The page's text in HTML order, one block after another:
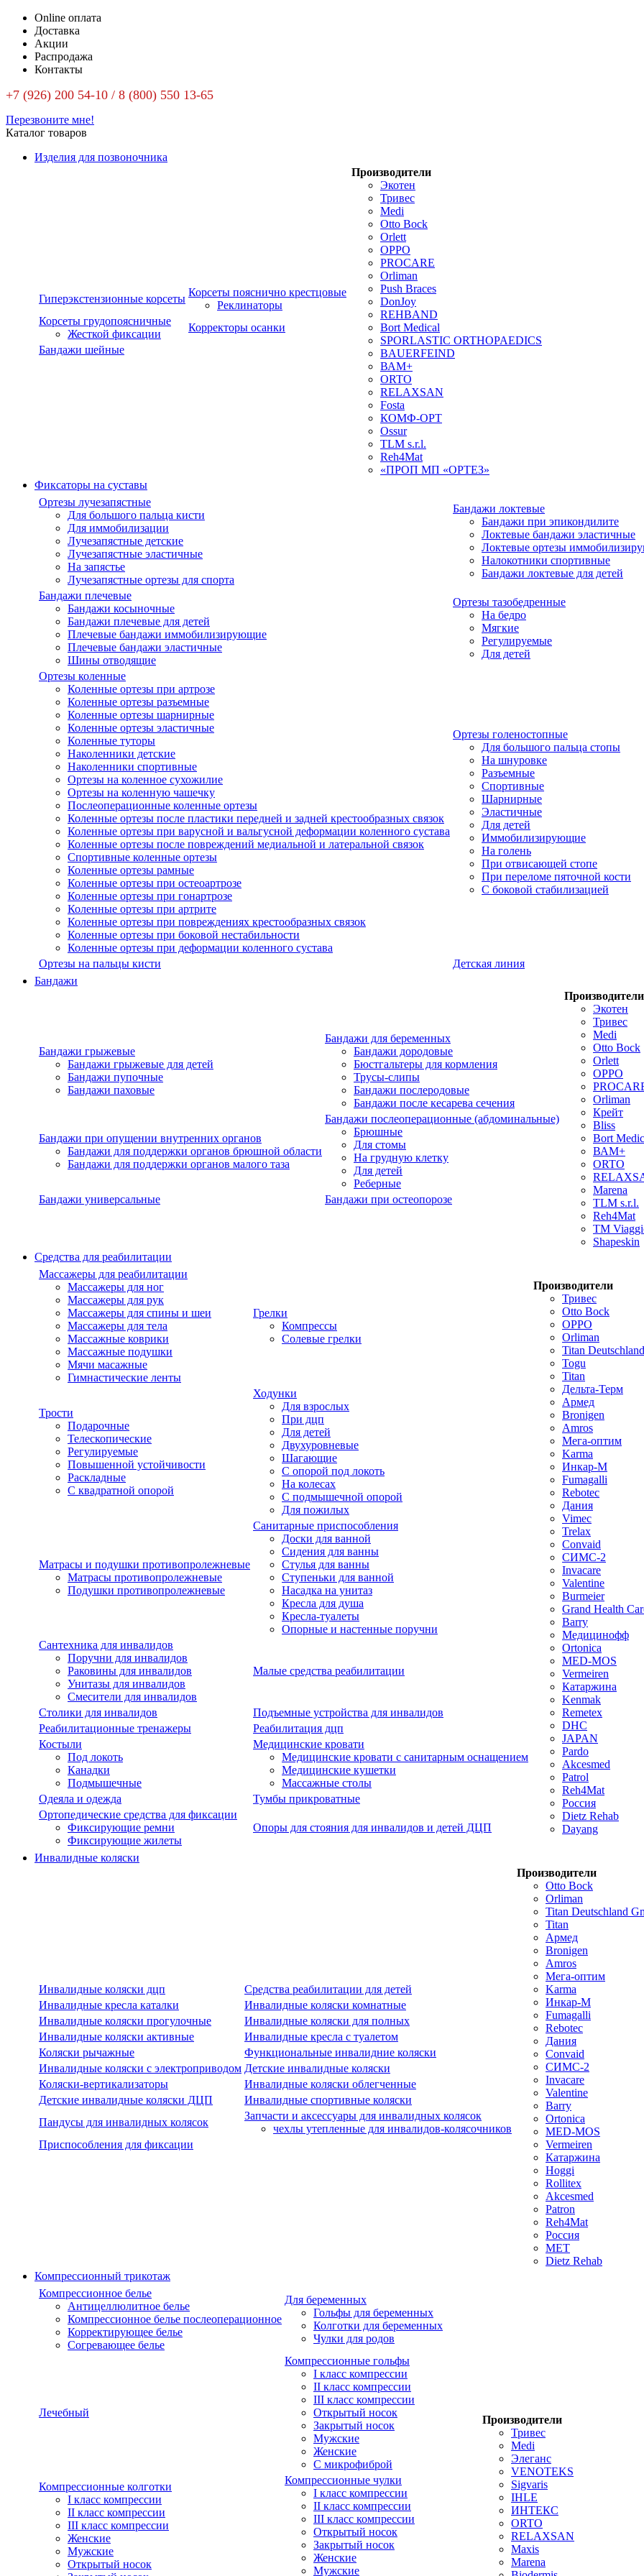
Online оплата
Доставка
Акции
Распродажа
Контакты
+7 (926) 200 54-10 / 8 (800) 550 13-65
Перезвоните мне!
Каталог товаров
Изделия для позвоночника
Гиперэкстензионные корсеты
Корсеты пояснично крестцовые
Реклинаторы
Корсеты грудопоясничные
Жесткой фиксации
Корректоры осанки
Бандажи шейные
Производители
Экотен
Тривес
Medi
Otto Bock
Orlett
OPPO
PROCARE
Orliman
Push Braces
DonJoy
REHBAND
Bort Medical
SPORLASTIC ORTHOPAEDICS
BAUERFEIND
ВАМ+
ORTO
RELAXSAN
Fosta
КОМФ-ОРТ
Ossur
TLM s.r.l.
Reh4Mat
«ПРОП МП «ОРТЕЗ»
Фиксаторы на суставы
Ортезы лучезапястные
Для большого пальца кисти
Для иммобилизации
Лучезапястные детские
Лучезапястные эластичные
На запястье
Лучезапястные ортезы для спорта
Бандажи локтевые
Бандажи при эпикондилите
Локтевые бандажи эластичные
Локтевые ортезы
Налокотники спортивные
Бандажи локтевые для детей
Бандажи плечевые
Бандажи косыночные
Бандажи плечевые для детей
Плечевые бандажи иммобилизирующие
Плечевые бандажи эластичные
Шины отводящие
Ортезы тазобедренные
На бедро
Мягкие
Регулируемые
Для детей
Ортезы коленные
Коленные ортезы при артрозе
Коленные ортезы разъемные
Коленные ортезы шарнирные
Коленные ортезы эластичные
Коленные туторы
Наколенники детские
Наколенники спортивные
Ортезы на коленное сухожилие
Ортезы на коленную чашечку
Послеоперационные коленные ортезы
Коленные ортезы после пластики передней и задней крестообразных связок
Коленные ортезы при варусной и вальгусной деформации коленного сустава
Коленные ортезы после повреждений медиальной и латеральной связок
Спортивные коленные ортезы
Коленные ортезы рамные
Коленные ортезы при остеоартрозе
Коленные ортезы при гонартрозе
Коленные ортезы при артрите
Коленные ортезы при повреждениях крестообразных связок
Коленные ортезы при боковой нестабильности
Коленные ортезы при деформации коленного сустава
Ортезы голеностопные
Для большого пальца стопы
На шнуровке
Разъемные
Спортивные
Шарнирные
Эластичные
Для детей
Иммобилизирующие
На голень
При отвисающей стопе
При переломе пяточной кости
С боковой стабилизацией
Ортезы на пальцы кисти
Детская линия
Бандажи
Бандажи грыжевые
Бандажи грыжевые для детей
Бандажи пупочные
Бандажи паховые
Бандажи для беременных
Бандажи дородовые
Бюстгальтеры для кормления
Трусы-слипы
Бандажи послеродовые
Бандажи после кесарева сечения
Бандажи при опущении внутренних органов
Бандажи для поддержки органов брюшной области
Бандажи для поддержки органов малого таза
Бандажи послеоперационные (абдоминальные)
Брюшные
Для стомы
На грудную клетку
Для детей
Реберные
Бандажи универсальные
Бандажи при остеопорозе
Производители
Экотен
Тривес
Medi
Otto Bock
Orlett
OPPO
Orliman
Крейт
Bliss
Bort
ВАМ+
ORTO
Marena
TLM s.r.l.
Reh4Mat
TM
Shapeskin
Средства для реабилитации
Массажеры для реабилитации
Массажеры для ног
Массажеры для рук
Массажеры для спины и шеи
Массажеры для тела
Массажные коврики
Массажные подушки
Мячи масажные
Гимнастические ленты
Грелки
Компрессы
Солевые грелки
Трости
Подарочные
Телескопические
Регулируемые
Повышенной устойчивости
Раскладные
С квадратной опорой
Ходунки
Для взрослых
При дцп
Для детей
Двухуровневые
Шагающие
С опорой под локоть
На колесах
С подмышечной опорой
Для пожилых
Матрасы и подушки противопролежневые
Матрасы противопролежневые
Подушки противопролежневые
Санитарные приспособления
Доски для ванной
Сидения для ванны
Стулья для ванны
Ступеньки для ванной
Насадка на унитаз
Кресла для душа
Кресла-туалеты
Опорные и настенные поручни
Сантехника для инвалидов
Поручни для инвалидов
Раковины для инвалидов
Унитазы для инвалидов
Смесители для инвалидов
Малые средства реабилитации
Столики для инвалидов
Подъемные устройства для инвалидов
Реабилитационные тренажеры
Реабилитация дцп
Костыли
Под локоть
Канадки
Подмышечные
Медицинские кровати
Медицинские кровати с санитарным оснащением
Медицинские кушетки
Массажные столы
Одеяла и одежда
Тумбы прикроватные
Ортопедические средства для фиксации
Фиксирующие ремни
Фиксирующие жилеты
Опоры для стояния для инвалидов и детей ДЦП
Производители
Тривес
Otto Bock
OPPO
Orliman
Titan
Togu
Titan
Дельта-Терм
Армед
Bronigen
Amros
Мега-оптим
Karma
Инкар-М
Fumagalli
Rebotec
Дания
Vimec
Trelax
Convaid
СИМС-2
Invacare
Valentine
Burmeier
Grand Health
Barry
Медицинофф
Ortonica
MED-MOS
Vermeiren
Катаржина
Kenmak
Remetex
DHC
JAPAN
Pardo
Akcesmed
Patrol
Reh4Mat
Россия
Dietz Rehab
Dayang
Инвалидные коляски
Инвалидные коляски дцп
Средства реабилитации для детей
Инвалидные кресла каталки
Инвалидные коляски комнатные
Инвалидные коляски прогулочные
Инвалидные коляски для полных
Инвалидные коляски активные
Инвалидные кресла с туалетом
Коляски рычажные
Функциональные инвалидние коляски
Инвалидные коляски с электроприводом Детские инвалидные коляски
Коляски-вертикализаторы
Инвалидные коляски облегченные
Детские инвалидные коляски ДЦП
Инвалидные спортивные коляски
Пандусы для инвалидных колясок
Запчасти и аксессуары для инвалидных колясок
чехлы утепленные для инвалидов-колясочников
Приспособления для фиксации
Производители
Otto Bock
Orliman
Titan Deutschland
Titan
Армед
Bronigen
Amros
Мега-оптим
Karma
Инкар-М
Fumagalli
Rebotec
Дания
Convaid
СИМС-2
Invacare
Valentine
Barry
Ortonica
MED-MOS
Vermeiren
Катаржина
Hoggi
Rollitex
Akcesmed
Patron
Reh4Mat
Россия
МЕТ
Dietz Rehab
Компрессионный трикотаж
Компрессионное белье
Антицеллюлитное белье
Компрессионное белье послеоперационное
Корректирующее белье
Согревающее белье
Для беременных
Гольфы для беременных
Колготки для беременных
Чулки для родов
Лечебный
Компрессионные гольфы
I класс компрессии
II класс компрессии
III класс компрессии
Открытый носок
Закрытый носок
Мужские
Женские
С микрофиброй
Компрессионные колготки
I класс компрессии
II класс компрессии
III класс компрессии
Женские
Мужские
Открытый носок
Компрессионные чулки
I класс компрессии
II класс компрессии
III класс компрессии
Открытый носок
Закрытый носок
Женские
Мужские
Производители
Тривес
Medi
Элеганс
VENOTEKS
Sigvaris
IHLE
ИНТЕКС
ORTO
RELAXSAN
Maxis
Marena